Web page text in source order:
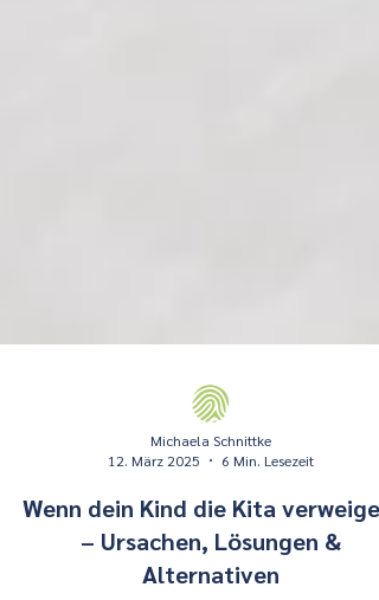
Michaela Schnittke
12. März 2025
6 Min. Lesezeit